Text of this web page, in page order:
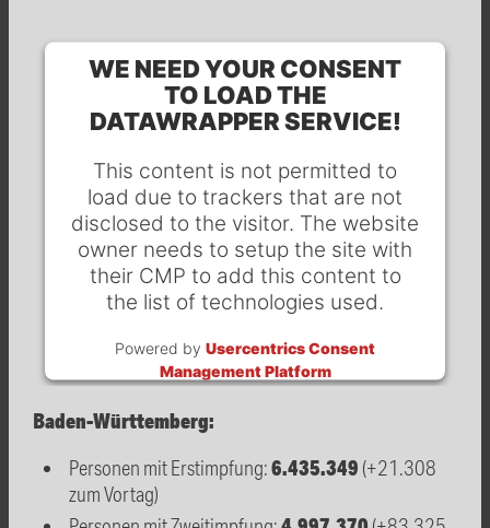
WE NEED YOUR CONSENT
TO LOAD THE
DATAWRAPPER SERVICE!
This content is not permitted to
load due to trackers that are not
disclosed to the visitor. The website
owner needs to setup the site with
their CMP to add this content to
the list of technologies used.
Powered by Usercentrics Consent
Management Platform
Baden-Württemberg:
Personen mit Erstimpfung:6.435.349 (+21.308
zum Vortag)